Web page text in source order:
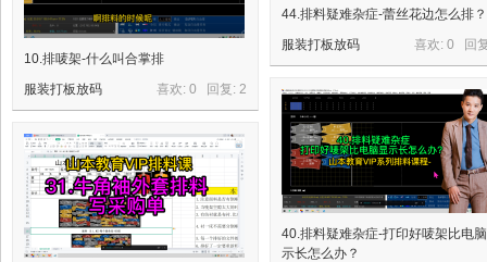
44.排料疑难杂症-蕾丝花边怎么排？
喜欢: 0 回
服装打板放码
10.排唛架-什么叫合掌排
喜欢: 0 回复: 2
服装打板放码
40.排料疑难杂症-打印好唛架比电
示长怎么办？